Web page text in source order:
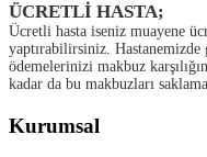
ÜCRETLİ HASTA;
Ücretli hasta iseniz muayene
yaptırabilirsiniz. Hastanemizde
ödemelerinizi makbuz
kadar da bu makbuzları
Kurumsal